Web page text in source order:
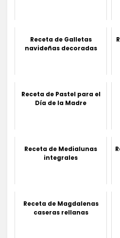
Receta de Galletas
navideñas decoradas
Receta de Pastel para el
Día de la Madre
Receta de Medialunas
integrales
Receta de Magdalenas
caseras rellanas